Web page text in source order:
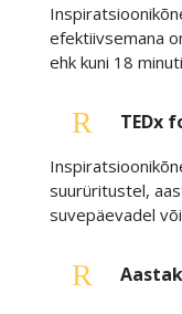
efektiivsemana
ehk kuni 18
R TEDx
suurüritustel,
suvepäevadel
R